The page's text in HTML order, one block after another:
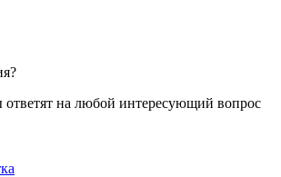
на любой интересующий вопрос